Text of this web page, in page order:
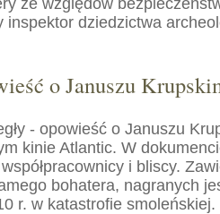
ze względów
inspektor dziedzictwa
o Januszu
- opowieść o Januszu
kinie Atlantic. W
i bliscy.
bohatera, nagranych
r. w katastrofie smoleńskiej.